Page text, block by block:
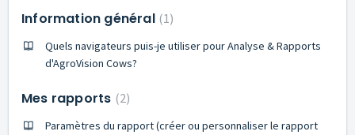
Information général 1
Quels navigateurs puis-je utiliser pour Analyse & Rapports
d'AgroVision Cows?
Mes rapports 2
Paramètres du rapport (créer ou personnaliser le rapport